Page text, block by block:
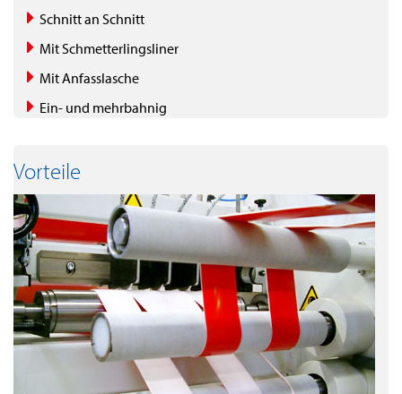
Schnitt an Schnitt
Mit Schmetterlingsliner
Mit Anfasslasche
Ein- und mehrbahnig
Vorteile